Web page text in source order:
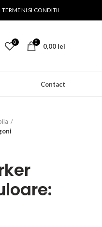
TERMENI SI CONDITII
0 0
0,00 lei
Contact